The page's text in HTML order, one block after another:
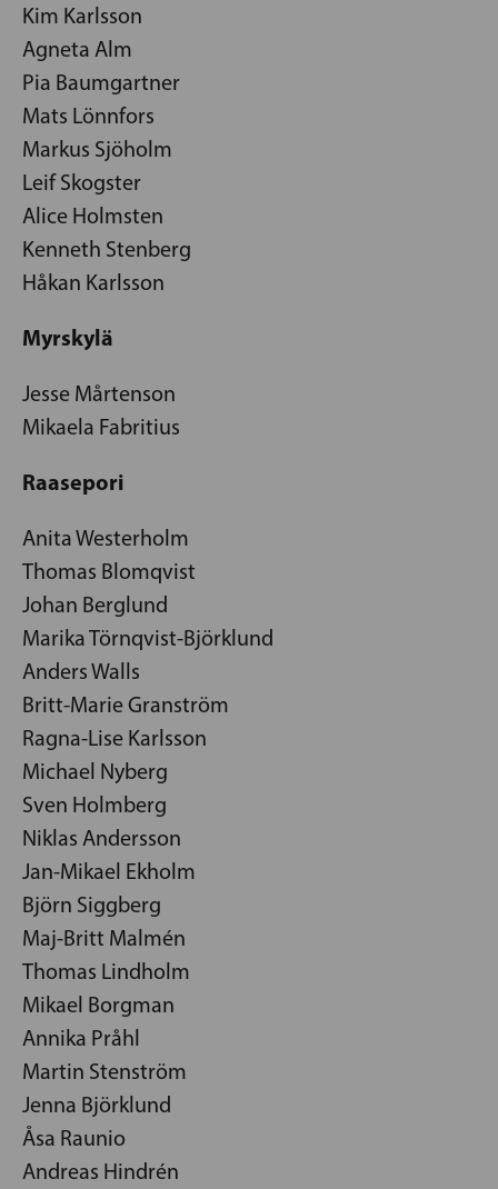
Kim Karlsson
Agneta Alm
Pia Baumgartner
Mats Lönnfors
Markus Sjöholm
Leif Skogster
Alice Holmsten
Kenneth Stenberg
Håkan Karlsson
Myrskylä
Jesse Mårtenson
Mikaela Fabritius
Raasepori
Anita Westerholm
Thomas Blomqvist
Johan Berglund
Marika Törnqvist-Björklund
Anders Walls
Britt-Marie Granström
Ragna-Lise Karlsson
Michael Nyberg
Sven Holmberg
Niklas Andersson
Jan-Mikael Ekholm
Björn Siggberg
Maj-Britt Malmén
Thomas Lindholm
Mikael Borgman
Annika Pråhl
Martin Stenström
Jenna Björklund
Åsa Raunio
Andreas Hindrén